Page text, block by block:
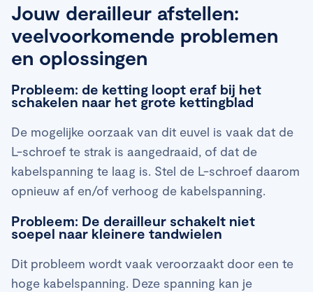
Jouw derailleur afstellen:
veelvoorkomende problemen
en oplossingen
Probleem: de ketting loopt eraf bij het
schakelen naar het grote kettingblad
De mogelijke oorzaak van dit euvel is vaak dat de
L-schroef te strak is aangedraaid, of dat de
kabelspanning te laag is. Stel de L-schroef daarom
opnieuw af en/of verhoog de kabelspanning.
Probleem: De derailleur schakelt niet
soepel naar kleinere tandwielen
Dit probleem wordt vaak veroorzaakt door een te
hoge kabelspanning. Deze spanning kan je